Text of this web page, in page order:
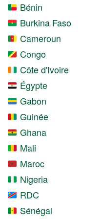
Bénin
Burkina Faso
Cameroun
Congo
Côte d'Ivoire
Égypte
Gabon
Guinée
Ghana
Mali
Maroc
Nigeria
RDC
Sénégal